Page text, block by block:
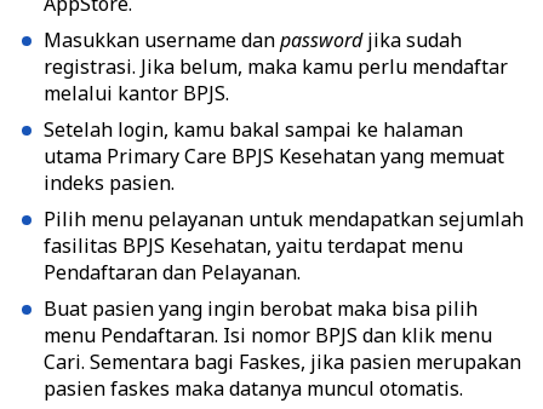
Masukkan username danpasswordjika sudah
registrasi. Jika belum, maka kamu perlu mendaftar
melalui kantor BPJS.
Setelah login, kamu bakal sampai ke halaman
utama Primary Care BPJS Kesehatan yang memuat
indeks pasien.
Pilih menu pelayanan untuk mendapatkan sejumlah
fasilitas BPJS Kesehatan, yaitu terdapat menu
Pendaftaran dan Pelayanan.
Buat pasien yang ingin berobat maka bisa pilih
menu Pendaftaran. Isi nomor BPJS dan klik menu
Cari. Sementara bagi Faskes, jika pasien merupakan
pasien faskes maka datanya muncul otomatis.